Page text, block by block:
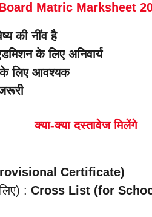
Matric Marksheet
की नींव है
के लिए अनिवार्य
के लिए आवश्यक
क्या-क्या दस्तावेज मिलेंगे
Certificate)
: Cross List (for